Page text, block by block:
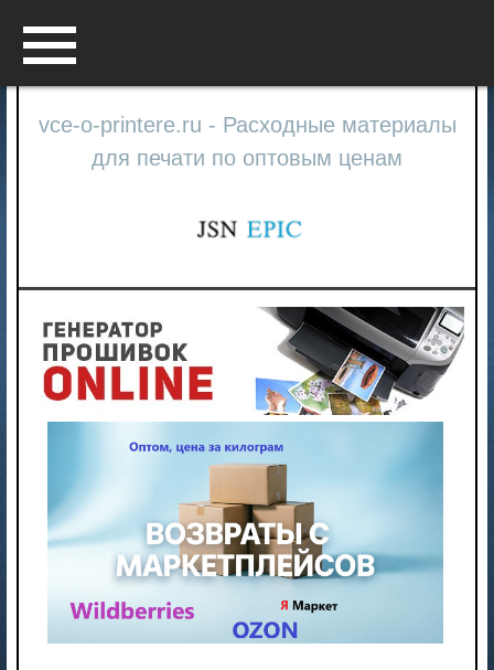
vce-o-printere.ru - Расходные материалы
для печати по оптовым ценам